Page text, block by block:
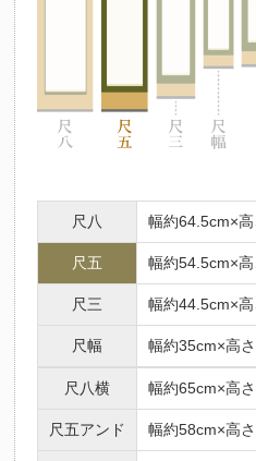
尺八 幅約64.5cm×
尺五 幅約54.5cm×
尺三 幅約44.5cm×
尺幅 幅約35cm×高
尺八横 幅約65cm×高
尺五アンド 幅約58cm×高